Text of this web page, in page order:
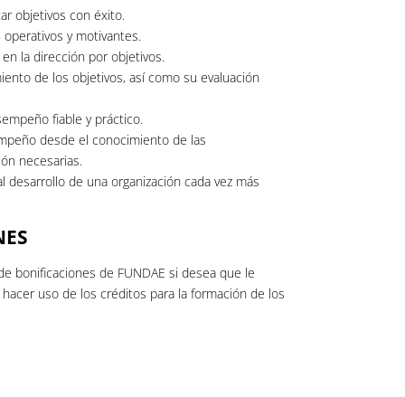
objetivos con éxito.
y motivantes.
la dirección por objetivos.
de los objetivos, así como su evaluación
fiable y práctico.
desde el conocimiento de las
necesarias.
de una organización cada vez más
bonificaciones de FUNDAE si desea que le
uso de los créditos para la formación de los